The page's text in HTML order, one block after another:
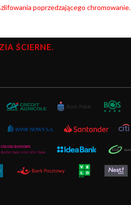
poprzedzającego chromowanie.
ŚCIERNE.